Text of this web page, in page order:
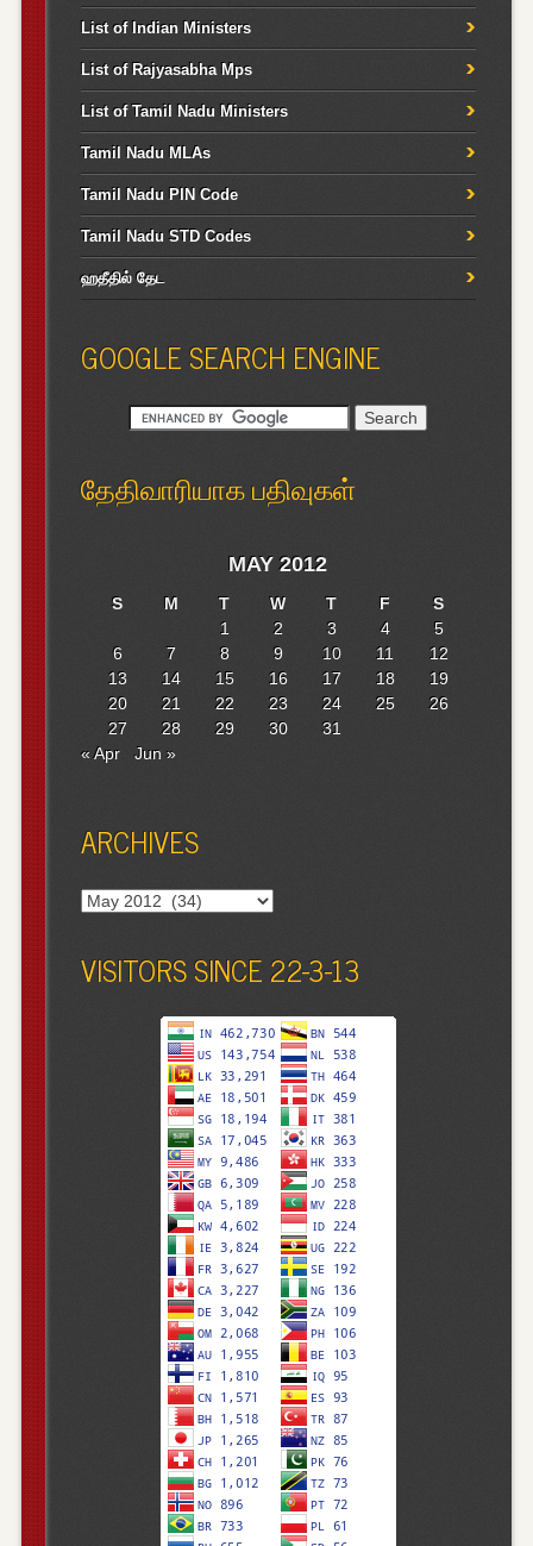
List of Indian Ministers
List of Rajyasabha Mps
List of Tamil Nadu Ministers
Tamil Nadu MLAs
Tamil Nadu PIN Code
Tamil Nadu STD Codes
ஹதீதில் தேட
GOOGLE SEARCH ENGINE
தேதிவாரியாக பதிவுகள்
MAY 2012
S M T W T F
S
1
2 3 4
5
6
7 8 9 10 11
12
13
14 15 16 17 18
19
20
21 22 23 24 25
26
27
28 29 30
31
« Apr
Jun »
ARCHIVES
Archives
VISITORS SINCE 22-3-13